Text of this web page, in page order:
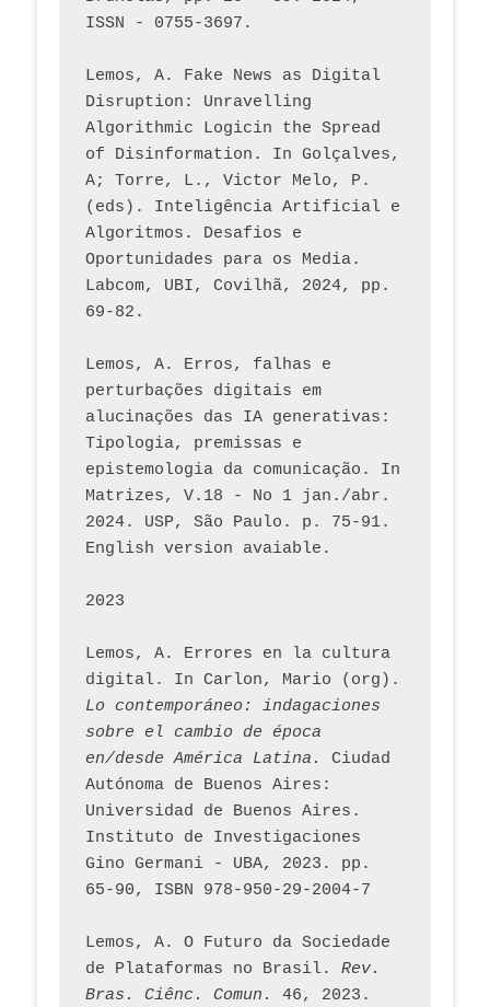
ISSN - 0755-3697.
Lemos, A. Fake News as Digital
Disruption: Unravelling
Algorithmic Logicin the Spread
of Disinformation. In Golçalves,
A; Torre, L., Victor Melo, P.
(eds). Inteligência Artificial e
Algoritmos. Desafios e
Oportunidades para os Media.
Labcom, UBI, Covilhã, 2024, pp.
69-82.
Lemos, A. Erros, falhas e
perturbações digitais em
alucinações das IA generativas:
Tipologia, premissas e
epistemologia da comunicação. In
Matrizes, V.18 - No 1 jan./abr.
2024. USP, São Paulo. p. 75-91.
English version avaiable.
2023
Lemos, A. Errores en la cultura
Lo contemporáneo: indagaciones
sobre el cambio de época
en/desde América Latina.
Ciudad
Autónoma de Buenos Aires:
Universidad de Buenos Aires.
Instituto de Investigaciones
Gino Germani - UBA, 2023. pp.
65-90, ISBN 978-950-29-2004-7
Lemos, A. O Futuro da Sociedade
de Plataformas no Brasil. Rev.
Bras. Ciênc. Comun.